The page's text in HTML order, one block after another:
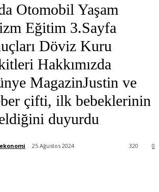
Otomobil Yaşam
Eğitim 3.Sayfa
Döviz Kuru
Hakkımızda
MagazinJustin ve
çifti, ilk bebeklerinin
duyurdu
25 Ağustos 2024 0
320